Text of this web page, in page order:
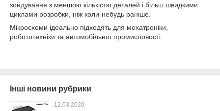
зондування з меншою кількістю деталей і більш швидкими
циклами розробки, ніж коли-небудь раніше.
Мікросхеми ідеально підходять для мехатроніки,
робототехніки та автомобільної промисловості.
Інші новини рубрики
12.03.2020